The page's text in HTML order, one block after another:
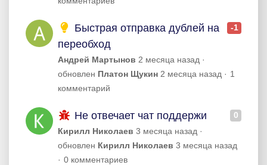
-1
Быстрая отправка дублей на
переобход
Андрей Мартынов 2 месяца назад
обновлен Платон Щукин 2 месяца назад
1
комментарий
0
Не отвечает чат поддержи
Кирилл Николаев 3 месяца назад
обновлен Кирилл Николаев 3 месяца назад
0 комментариев